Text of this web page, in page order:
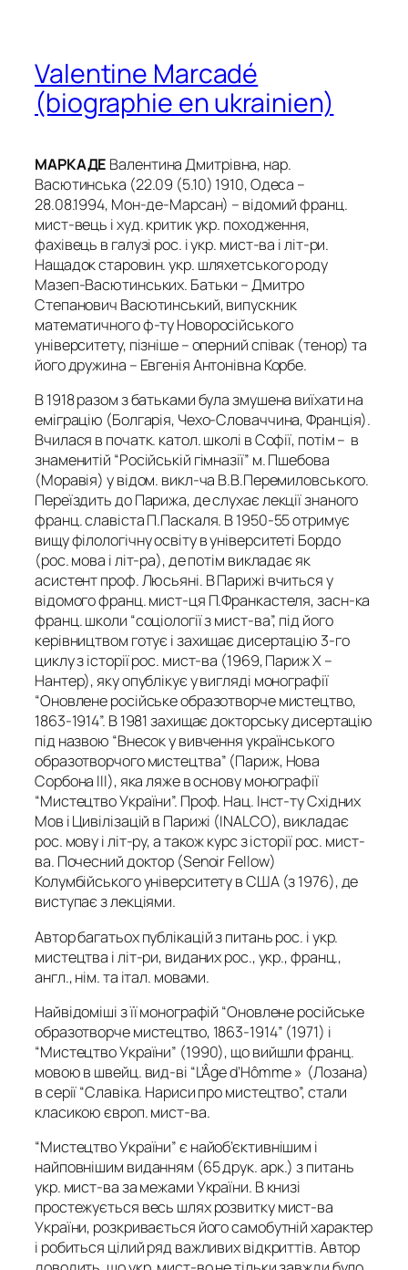
Valentine Marcadé
(biographie en ukrainien)
МАРКАДЕ Валентина Дмитрівна, нар.
Васютинська (22.09 (5.10) 1910, Одеса –
28.08.1994, Мон-де-Марсан) – відомий франц.
мист-вець і худ. критик укр. походження,
фахівець в галузі рос. і укр. мист-ва і літ-ри.
Нащадок старовин. укр. шляхетського роду
Мазеп-Васютинських. Батьки – Дмитро
Степанович Васютинський, випускник
математичного ф-ту Новоросійського
університету, пізніше – оперний співак (тенор) та
його дружина – Евгенія Антонівна Корбе.
В 1918 разом з батьками була змушена виїхати на
еміграцію (Болгарія, Чехо-Словаччина, Франція).
Вчилася в початк. катол. школі в Софії, потім – в
знаменитій “Російській гімназії” м. Пшебова
(Моравія) у відом. викл-ча В.В.Перемиловського.
Переїздить до Парижа, де слухає лекції знаного
франц. славіста П.Паскаля. В 1950-55 отримує
вищу філологічну освіту в університеті Бордо
(рос. мова і літ-ра), де потім викладає як
асистент проф. Люсьяні. В Парижі вчиться у
відомого франц. мист-ця П.Франкастеля, засн-ка
франц. школи “соціології з мист-ва”, під його
керівництвом готує і захищає дисертацію 3-го
циклу з історії рос. мист-ва (1969, Париж X –
Нантер), яку опублікує у вигляді монографії
“Оновлене російське образотворче мистецтво,
1863-1914”. В 1981 захищає докторську дисертацію
під назвою “Внесок у вивчення українського
образотворчого мистецтва” (Париж, Нова
Сорбона III), яка ляже в основу монографії
“Мистецтво України”. Проф. Нац. Інст-ту Східних
Мов і Цивілізацій в Парижі (INALCO), викладає
рос. мову і літ-ру, а також курс з історії рос. мист-
ва. Почесний доктор (Senoir Fellow)
Колумбійського університету в США (з 1976), де
виступає з лекціями.
Автор багатьох публікацій з питань рос. і укр.
мистецтва і літ-ри, виданих рос., укр., франц.,
англ., нім. та італ. мовами.
Найвідоміші з її монографій “Оновлене російське
образотворче мистецтво, 1863-1914” (1971) і
“Мистецтво України” (1990), що вийшли франц.
мовою в швейц. вид-ві “L’Âge d’Нômme » (Лозана)
в серії “Славіка. Нариси про мистецтво”, стали
класикою європ. мист-ва.
“Мистецтво України” є найоб’єктивнішим і
найповнішим виданням (65 друк. арк.) з питань
укр. мист-ва за межами України. В книзі
простежується весь шлях розвитку мист-ва
України, розкривається його самобутній характер
і робиться цілий ряд важливих відкриттів. Автор